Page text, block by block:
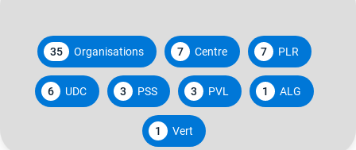
35 Organisations 7 Centre 7 PLR
6 UDC 3 PSS 3 PVL 1 ALG
1 Vert